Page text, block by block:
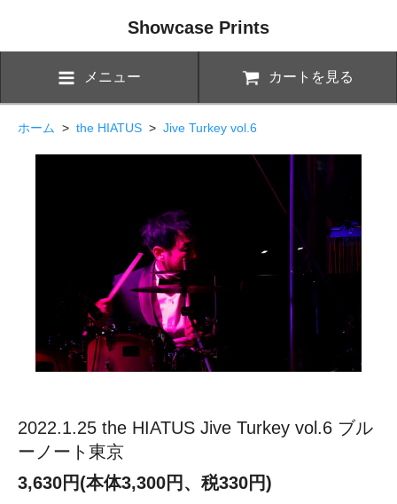
Showcase Prints
メニュー カートを見る
ホーム > the HIATUS > Jive Turkey vol.6
2022.1.25 the HIATUS Jive Turkey vol.6 ブル
ーノート東京
3,630円(本体3,300円、税330円)